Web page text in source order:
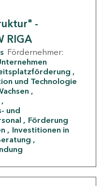
-
RIGA
Fördernehmer:
und Technologie
und
Förderung
Investitionen in